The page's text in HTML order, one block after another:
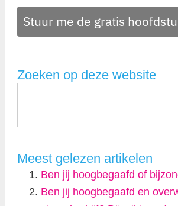
Stuur me de gratis
Zoeken op deze website
Meest gelezen artikelen
Ben jij hoogbegaafd of
Ben jij hoogbegaafd en